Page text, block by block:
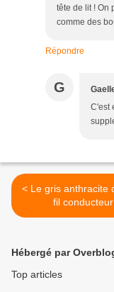
tête de lit ! On
comme des
Répondre
G
C'est
< Le gris anthracite comme
fil conducteur
Hébergé par
Top articles